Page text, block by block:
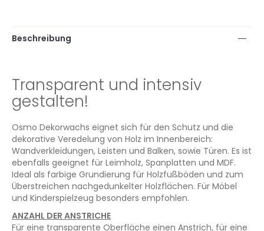
Beschreibung
Transparent und intensiv
gestalten!
Osmo Dekorwachs eignet sich für den Schutz und die
dekorative Veredelung von Holz im Innenbereich:
Wandverkleidungen, Leisten und Balken, sowie Türen. Es ist
ebenfalls geeignet für Leimholz, Spanplatten und MDF.
Ideal als farbige Grundierung für Holzfußböden und zum
Überstreichen nachgedunkelter Holzflächen. Für Möbel
und Kinderspielzeug besonders empfohlen.
ANZAHL DER ANSTRICHE
Für eine transparente Oberfläche einen Anstrich, für eine